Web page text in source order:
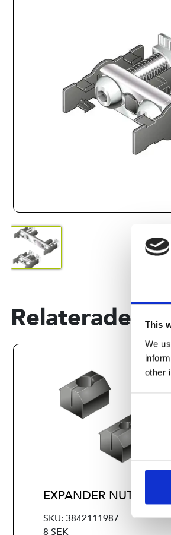
This
We
other
Selection
Relaterade
EXPANDER NUT M4
SKU: 3842111987
8 SEK